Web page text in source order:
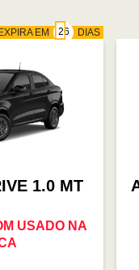
EXPIRA EM DIAS
1.0 MT
USADO NA